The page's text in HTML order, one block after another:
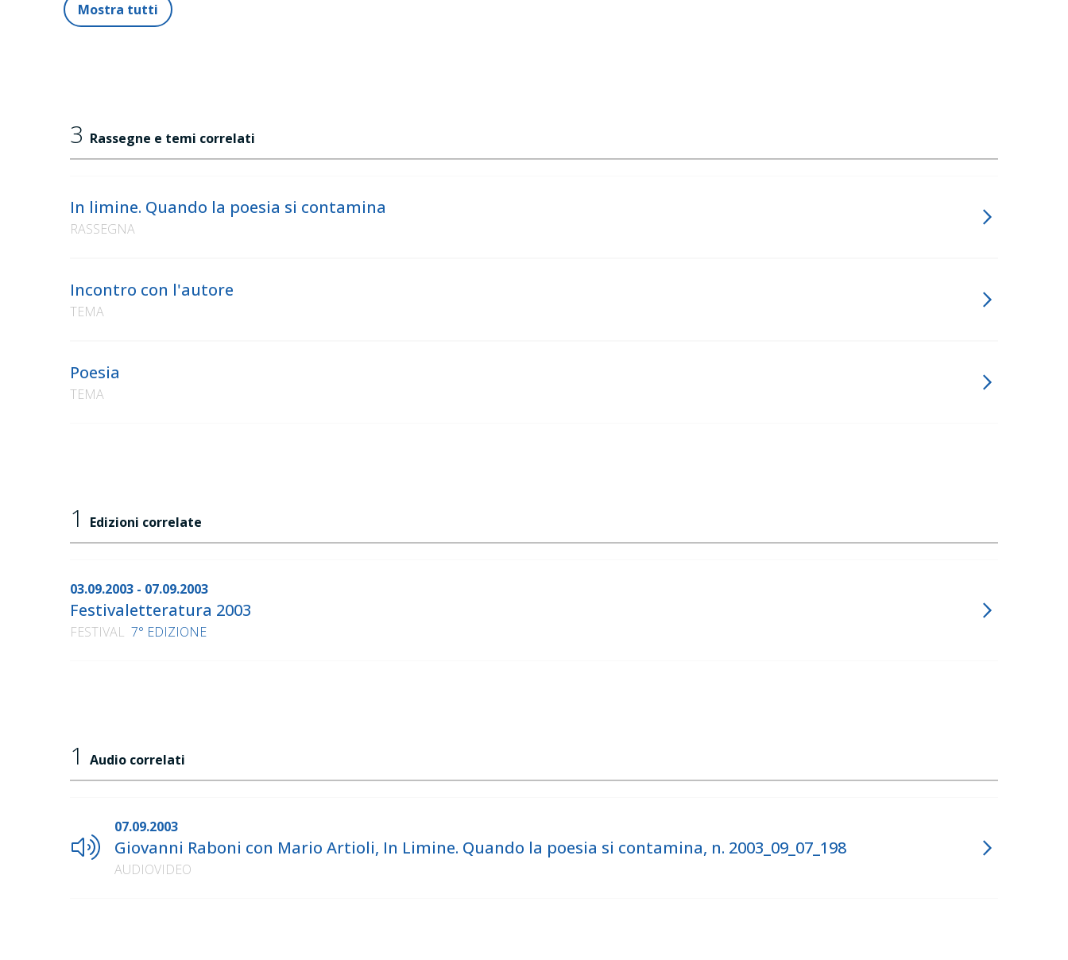
Mostra tutti
3 Rassegne e temi correlati
In limine. Quando la poesia si contamina
RASSEGNA
Incontro con l'autore
TEMA
Poesia
TEMA
1 Edizioni correlate
03.09.2003 - 07.09.2003
Festivaletteratura 2003
FESTIVAL 7° EDIZIONE
1 Audio correlati
07.09.2003
Giovanni Raboni con Mario Artioli, In Limine. Quando la poesia si contamina, n. 2003_09_07_198
AUDIOVIDEO